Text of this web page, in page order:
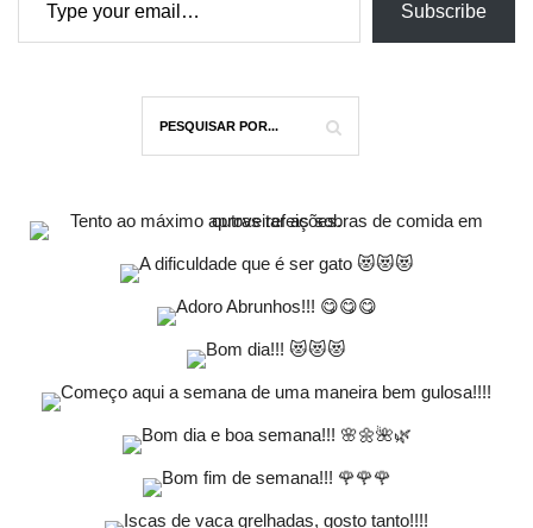
Subscribe